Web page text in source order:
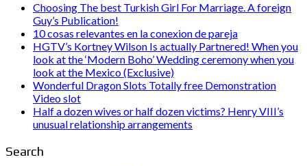
Choosing The best Turkish Girl For Marriage. A foreign
Guy’s Publication!
10 cosas relevantes en la conexion de pareja
HGTV’s Kortney Wilson Is actually Partnered! When you
look at the ‘Modern Boho’ Wedding ceremony when you
look at the Mexico (Exclusive)
Wonderful Dragon Slots Totally free Demonstration
Video slot
Half a dozen wives or half dozen victims? Henry VIII’s
unusual relationship arrangements
Search